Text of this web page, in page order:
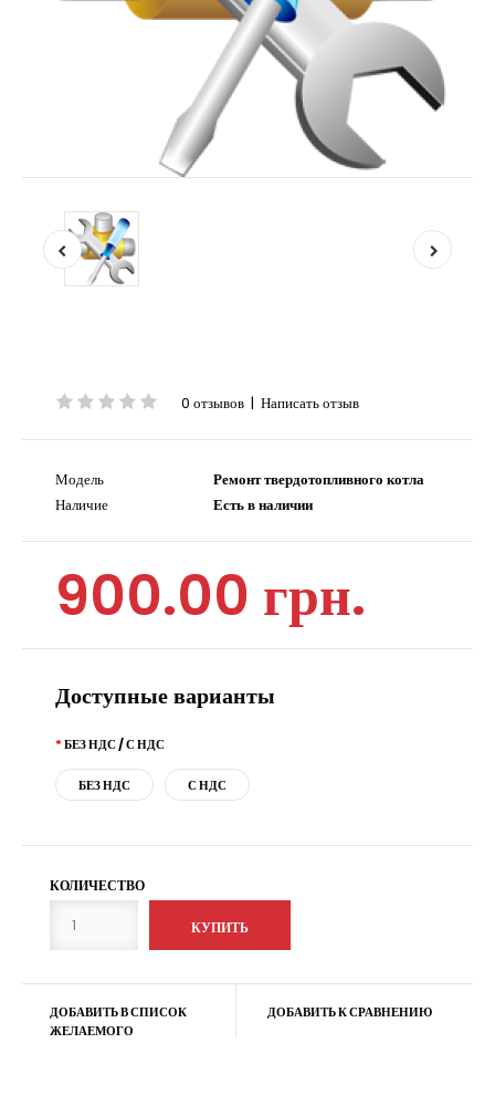
0 отзывов | Написать отзыв
Модель
Ремонт твердотопливного котла
Наличие
Есть в наличии
900.00 грн.
Доступные варианты
БЕЗ НДС / С НДС
БЕЗ НДС С НДС
КОЛИЧЕСТВО
ДОБАВИТЬ В СПИСОК
ЖЕЛАЕМОГО
ДОБАВИТЬ К СРАВНЕНИЮ